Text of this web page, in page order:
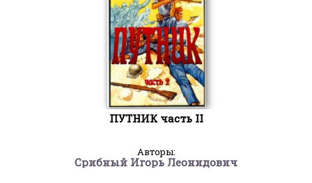
ПУТНИК часть II
Авторы:
Срибный Игорь Леонидович